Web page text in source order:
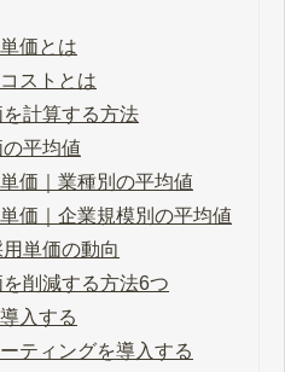
価とは
ストとは
計算する方法
平均値
価｜業種別の平均値
価｜企業規模別の平均値
単価の動向
削減する方法6つ
入する
ティングを導入する